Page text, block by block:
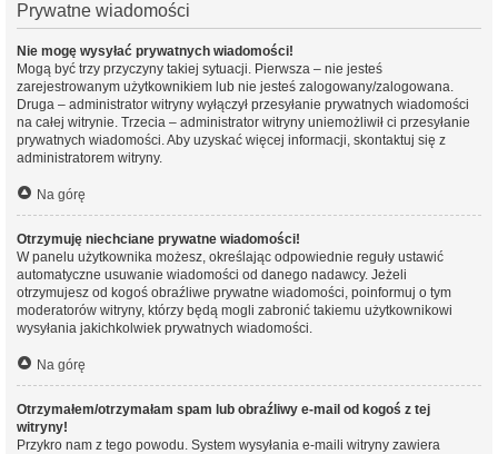
Prywatne wiadomości
Nie mogę wysyłać prywatnych wiadomości!
Mogą być trzy przyczyny takiej sytuacji. Pierwsza – nie jesteś
zarejestrowanym użytkownikiem lub nie jesteś zalogowany/zalogowana.
Druga – administrator witryny wyłączył przesyłanie prywatnych wiadomości
na całej witrynie. Trzecia – administrator witryny uniemożliwił ci przesyłanie
prywatnych wiadomości. Aby uzyskać więcej informacji, skontaktuj się z
administratorem witryny.
Na górę
Otrzymuję niechciane prywatne wiadomości!
W panelu użytkownika możesz, określając odpowiednie reguły ustawić
automatyczne usuwanie wiadomości od danego nadawcy. Jeżeli
otrzymujesz od kogoś obraźliwe prywatne wiadomości, poinformuj o tym
moderatorów witryny, którzy będą mogli zabronić takiemu użytkownikowi
wysyłania jakichkolwiek prywatnych wiadomości.
Na górę
Otrzymałem/otrzymałam spam lub obraźliwy e-mail od kogoś z tej
witryny!
Przykro nam z tego powodu. System wysyłania e-maili witryny zawiera